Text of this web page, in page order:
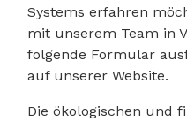
Systems erfahren
mit unserem Team in
folgende Formular
auf unserer Website.
Die ökologischen und